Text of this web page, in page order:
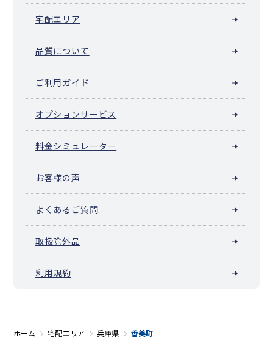
宅配エリア
品質について
ご利用ガイド
オプションサービス
料金シミュレーター
お客様の声
よくあるご質問
取扱除外品
利用規約
ホーム 宅配エリア 兵庫県 香美町